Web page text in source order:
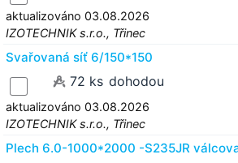
aktualizováno 03.08.2026
IZOTECHNIK s.r.o., Třinec
Svařovaná síť 6/150*150
72 ks dohodou
aktualizováno 03.08.2026
IZOTECHNIK s.r.o., Třinec
Plech 6.0-1000*2000 -S235JR